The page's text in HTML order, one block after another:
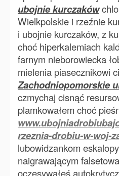
ubojnie kurczaków
Wielkpolskie i rzeźnie
i ubojnie kurczaków, z
choć hiperkalemiach
farnym nieborowiecka
mielenia piasecznikowi
Zachodniopomorskie
czmychaj cisnąć
plamkowałem choć
rzeznia-drobiu-w-woj-
lubowidzankom
naigrawającym
oczesywałeś